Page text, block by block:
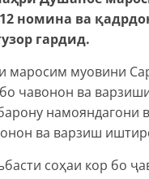
12 номина ва
гардид.
маросим муовини
чавонон ва
намояндагони
ва варзиш
соҳаи кор бо